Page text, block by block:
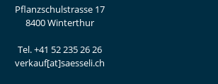
Pflanzschulstrasse 17
8400 Winterthur
Tel.+41 52 235 26 26
verkauf[at]saesseli.ch